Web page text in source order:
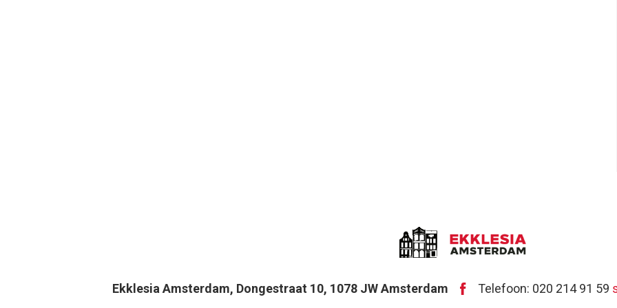
Ekklesia Amsterdam, Dongestraat 10, 1078 JW Amsterdam Telefoon: 020 214 91 59